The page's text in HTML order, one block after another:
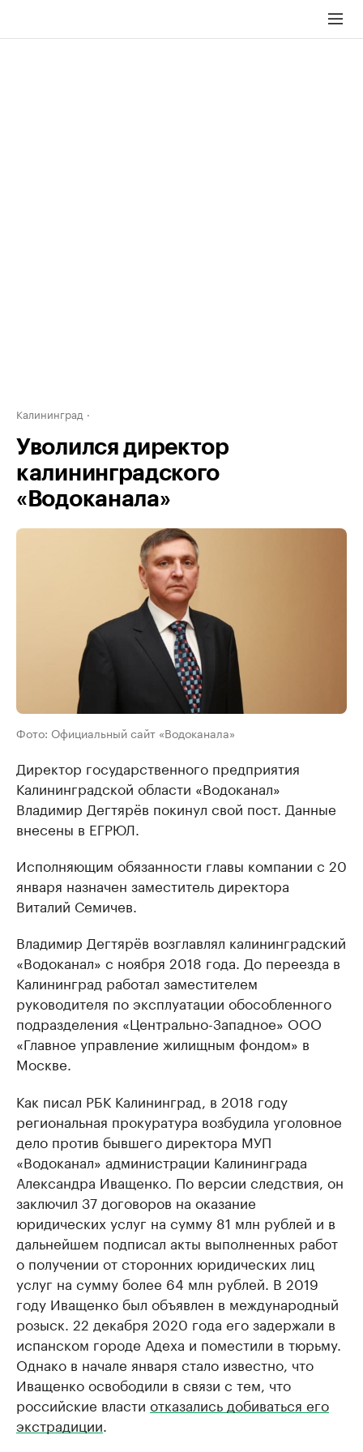
Калининград
Уволился директор
калининградского
«Водоканала»
Фото: Официальный сайт «Водоканала»
Директор государственного предприятия
Калининградской области «Водоканал»
Владимир Дегтярёв покинул свой пост. Данные
внесены в ЕГРЮЛ.
Исполняющим обязанности главы компании с 20
января назначен заместитель директора
Виталий Семичев.
Владимир Дегтярёв возглавлял калининградский
«Водоканал» с ноября 2018 года. До переезда в
Калининград работал заместителем
руководителя по эксплуатации обособленного
подразделения «Центрально-Западное» ООО
«Главное управление жилищным фондом» в
Москве.
Как писал РБК Калининград, в 2018 году
региональная прокуратура возбудила уголовное
дело против бывшего директора МУП
«Водоканал» администрации Калининграда
Александра Иващенко. По версии следствия, он
заключил 37 договоров на оказание
юридических услуг на сумму 81 млн рублей и в
дальнейшем подписал акты выполненных работ
о получении от сторонних юридических лиц
услуг на сумму более 64 млн рублей. В 2019
году Иващенко был объявлен в международный
розыск. 22 декабря 2020 года его задержали в
испанском городе Адеха и поместили в тюрьму.
Однако в начале января стало известно, что
Иващенко освободили в связи с тем, что
российские власти отказались добиваться его
экстрадиции